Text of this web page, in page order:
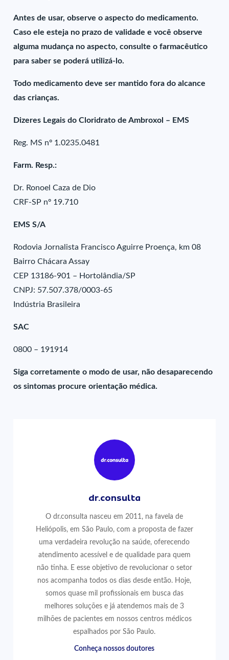
Antes de usar, observe o aspecto do medicamento.
Caso ele esteja no prazo de validade e você observe
alguma mudança no aspecto, consulte o farmacêutico
para saber se poderá utilizá-lo.
Todo medicamento deve ser mantido fora do alcance
das crianças.
Dizeres Legais do Cloridrato de Ambroxol – EMS
Reg. MS nº 1.0235.0481
Farm. Resp.:
Dr. Ronoel Caza de Dio
CRF-SP nº 19.710
EMS S/A
Rodovia Jornalista Francisco Aguirre Proença, km 08
Bairro Chácara Assay
CEP 13186-901 – Hortolândia/SP
CNPJ: 57.507.378/0003-65
Indústria Brasileira
SAC
0800 – 191914
Siga corretamente o modo de usar, não desaparecendo
os sintomas procure orientação médica.
dr.consulta
O dr.consulta nasceu em 2011, na favela de
Heliópolis, em São Paulo, com a proposta de fazer
uma verdadeira revolução na saúde, oferecendo
atendimento acessível e de qualidade para quem
não tinha. E esse objetivo de revolucionar o setor
nos acompanha todos os dias desde então. Hoje,
somos quase mil profissionais em busca das
melhores soluções e já atendemos mais de 3
milhões de pacientes em nossos centros médicos
espalhados por São Paulo.
Conheça nossos doutores